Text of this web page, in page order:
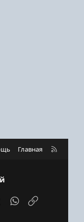
Главная
R
Tumblr WhatsApp